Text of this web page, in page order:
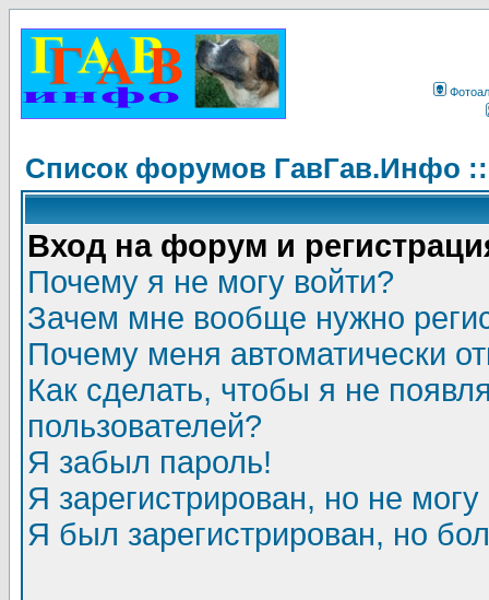
Список форумов ГавГав.Инфо
Вход на форум и
Почему я не могу войти?
Зачем мне вообще нужно
Почему меня автоматически
Как сделать, чтобы я не
пользователей?
Я забыл пароль!
Я зарегистрирован, но не могу
Я был зарегистрирован, но